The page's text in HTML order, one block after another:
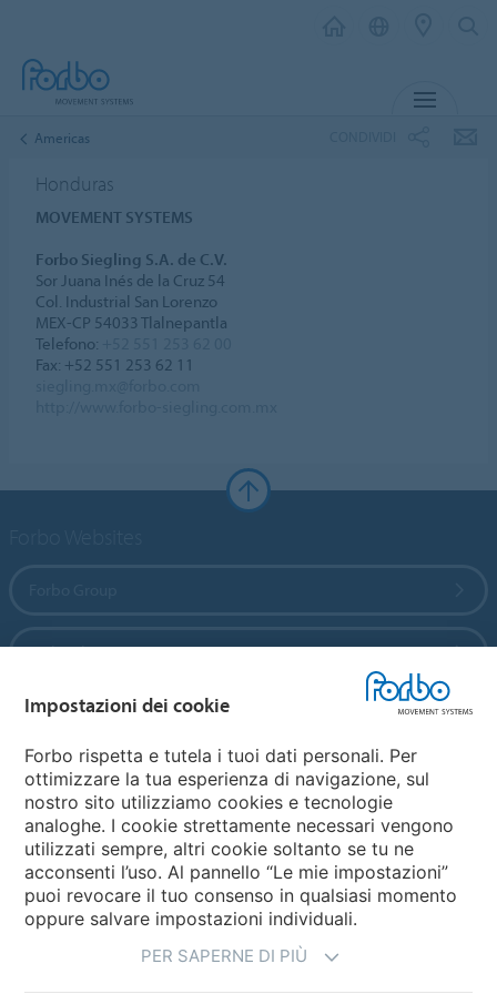
Americas
Honduras
MOVEMENT SYSTEMS
Forbo Siegling S.A. de C.V.
Sor Juana Inés de la Cruz 54
Col. Industrial San Lorenzo
MEX-CP 54033 Tlalnepantla
Telefono:
Fax: +52 551 253 62 11
Forbo Flooring Systems
Forbo Movement Systems
Seleziona una Nazione
Seleziona la tua Nazione
Impostazioni dei cookie
Forbo rispetta e tutela i tuoi dati personali. Per
ottimizzare la tua esperienza di navigazione, sul
nostro sito utilizziamo cookies e tecnologie
analoghe. I cookie strettamente necessari vengono
utilizzati sempre, altri cookie soltanto se tu ne
acconsenti l’uso. Al pannello “Le mie impostazioni”
puoi revocare il tuo consenso in qualsiasi momento
oppure salvare impostazioni individuali.
PER SAPERNE DI PIÙ